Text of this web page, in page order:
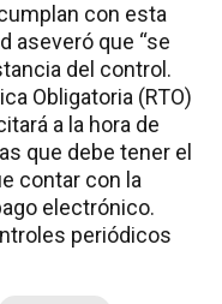
con esta
aseveró que “se
del control.
Obligatoria (RTO)
a la hora de
que debe tener el
contar con la
electrónico.
periódicos